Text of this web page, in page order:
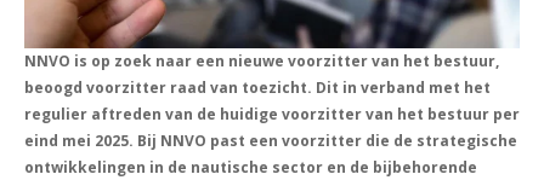
NNVO is op zoek naar een nieuwe voorzitter van het bestuur,
beoogd voorzitter raad van toezicht. Dit in verband met het
regulier aftreden van de huidige voorzitter van het bestuur per
eind mei 2025. Bij NNVO past een voorzitter die de strategische
ontwikkelingen in de nautische sector en de bijbehorende